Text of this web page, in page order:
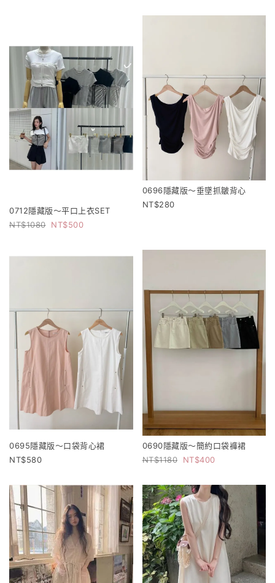
0712隱藏版～平口上衣SET
1080
500
0696隱藏版～垂墜抓皺背心
280
0695隱藏版～口袋背心裙
580
0690隱藏版～簡約口袋褲裙
1180
400